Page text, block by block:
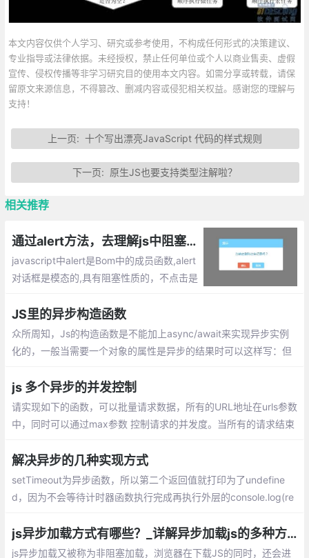
本文内容仅供个人学习、研究或参考使用，不构成任何形式的决策建议、
专业指导或法律依据。未经授权，禁止任何单位或个人以商业售卖、虚假
宣传、侵权传播等非学习研究目的使用本文内容。如需分享或转载，请保
留原文来源信息，不得篡改、删减内容或侵犯相关权益。感谢您的理解与
支持！
上一页:十个写出漂亮JavaScript 代码的样式规则
下一页: 原生JS也要支持类型注解啦？
相关推荐
通过alert方法，去理解js中阻塞、局部作用域、同步/异步任务
javascript中alert是Bom中的成员函数,alert
对话框是模态的,具有阻塞性质的，不点击是
结果返回之前，当前线程会被挂起， 只有在
得到结果之后才会继续执行。
JS里的异步构造函数
众所周知，Js的构造函数是不能加上async/await来实现异步实例
化的，一般当需要一个对象的属性是异步的结果时可以这样写：但
js 多个异步的并发控制
请实现如下的函数，可以批量请求数据，所有的URL地址在urls参数
中，同时可以通过max参数 控制请求的并发度。当所有的请求结束
解决异步的几种实现方式
setTimeout为异步函数，所以第二个返回值就打印为了undefine
d，因为不会等待计时器函数执行完成再执行外层的console.log(re
js异步加载方式有哪些？_详解异步加载js的多种方案
js异步加载又被称为非阻塞加载，浏览器在下载JS的同时，还会进